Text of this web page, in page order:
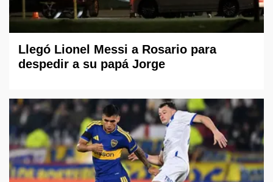
Llegó Lionel Messi a Rosario para
despedir a su papá Jorge